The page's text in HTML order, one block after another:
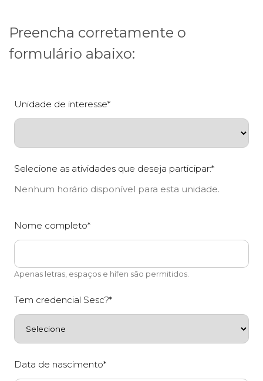
Preencha corretamente o
formulário abaixo:
Unidade de interesse*
Selecione as atividades que deseja participar:*
Nenhum horário disponível para esta unidade.
Nome completo*
Apenas letras, espaços e hífen são permitidos.
Tem credencial Sesc?*
Data de nascimento*